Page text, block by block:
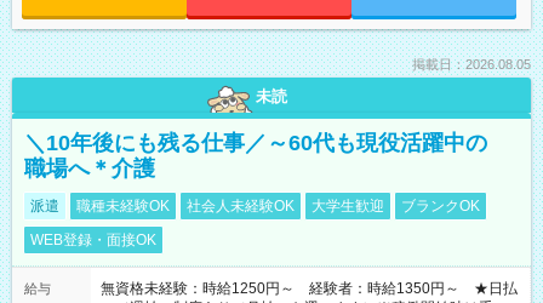
掲載日：2026.08.05
未読
＼10年後にも残る仕事／～60代も現役活躍中の
職場へ＊介護
派遣 職種未経験OK 社会人未経験OK 大学生歓迎
ブランクOK
WEB登録・面接OK
給与
無資格未経験：時給1250円～ 経験者：時給1350円～ ★日払